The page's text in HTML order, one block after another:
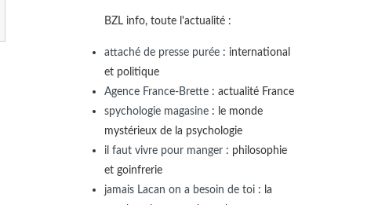
BZL info, toute l'actualité :
attaché de presse purée : international
et politique
Agence France-Brette : actualité France
spychologie magasine : le monde
mystérieux de la psychologie
il faut vivre pour manger : philosophie
et goinfrerie
jamais Lacan on a besoin de toi : la